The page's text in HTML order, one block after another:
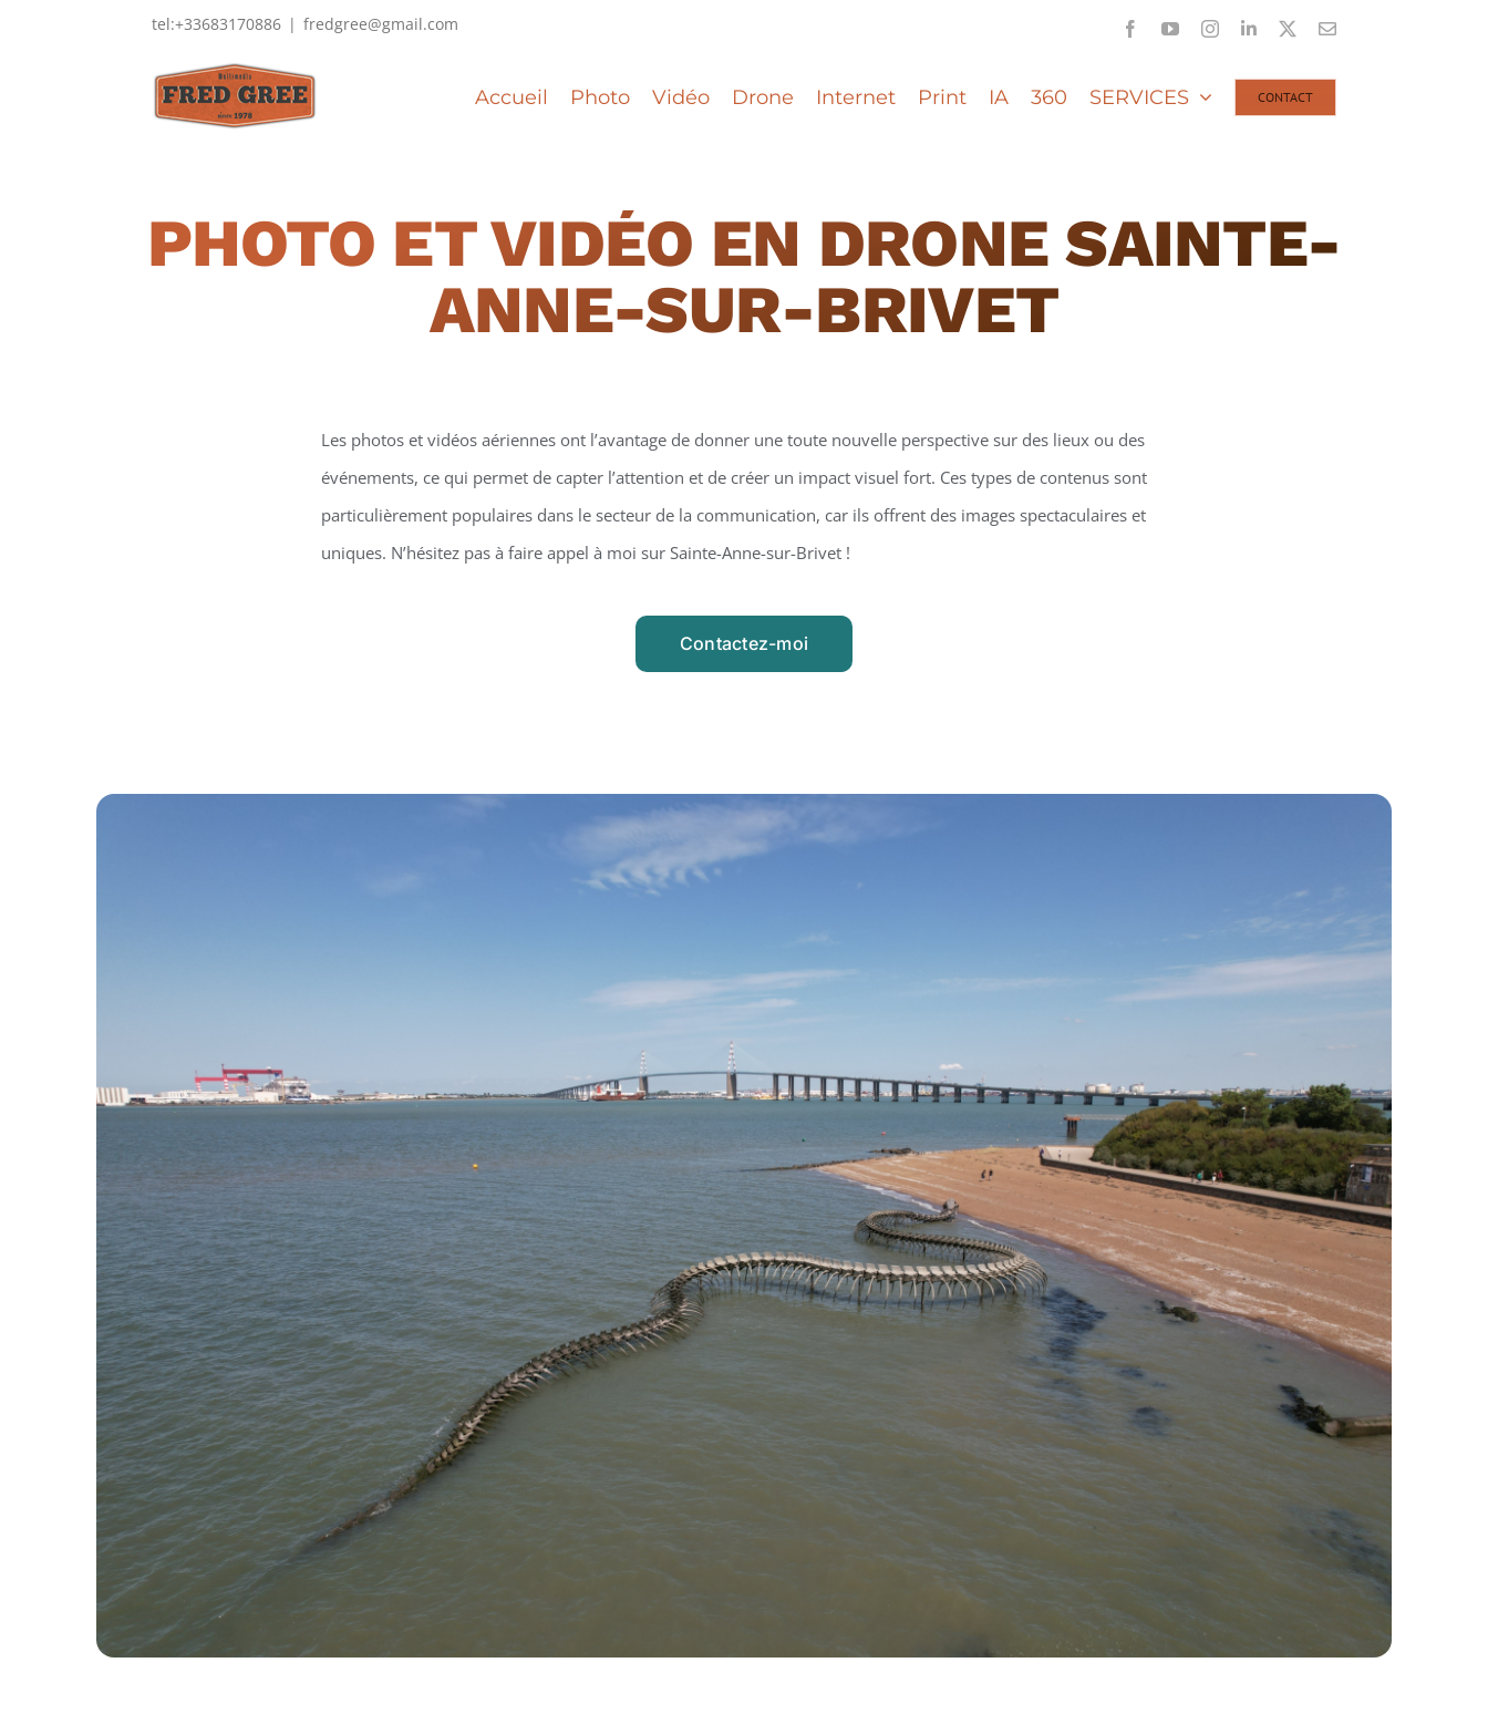
tel:+33683170886 | fredgree@gmail.com FacebookYouTubeInstagramLinkedIn Email
Accueil Photo Vidéo Drone Internet Print IA 360 SERVICES CONTACT
PHOTO ET VIDÉO EN DRONE SAINTE-
ANNE-SUR-BRIVET
Les photos et vidéos aériennes ont l’avantage de donner une toute nouvelle perspective sur des lieux ou des
événements, ce qui permet de capter l’attention et de créer un impact visuel fort. Ces types de contenus sont
particulièrement populaires dans le secteur de la communication, car ils offrent des images spectaculaires et
uniques. N’hésitez pas à faire appel à moi sur Sainte-Anne-sur-Brivet !
Contactez-moi